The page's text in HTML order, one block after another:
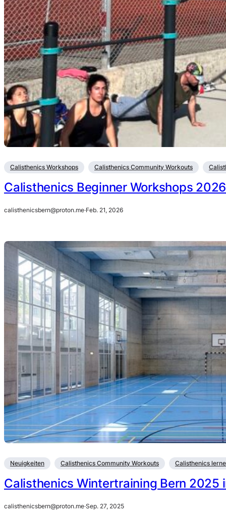
Calisthenics Workshops Calisthenics Community Workouts
Calisthenics Beginner Workshops
calisthenicsbern@proton.me·Feb. 21, 2026
Neuigkeiten Calisthenics Community Workouts Calisthenics
Calisthenics Wintertraining Bern 2025
calisthenicsbern@proton.me·Sep. 27, 2025